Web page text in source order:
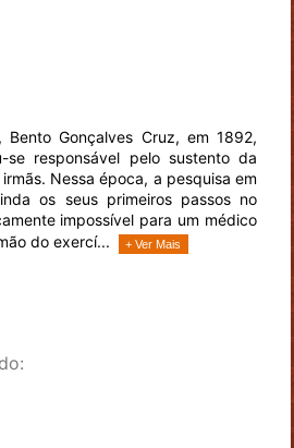
Gonçalves Cruz, em 1892,
se responsável pelo sustento da
Nessa época, a pesquisa em
os seus primeiros passos no
impossível para um médico
do exercí...
+ Ver Mais